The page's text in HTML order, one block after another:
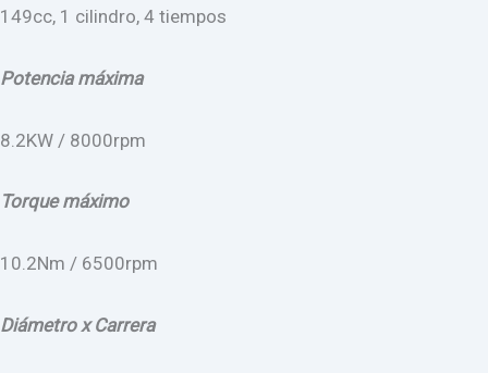
149cc, 1 cilindro, 4 tiempos
Potencia máxima
8.2KW / 8000rpm
Torque máximo
10.2Nm / 6500rpm
Diámetro x Carrera